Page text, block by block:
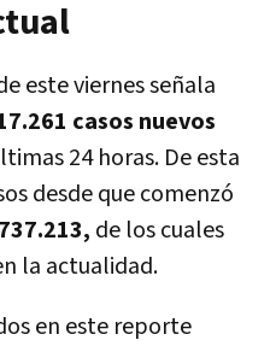
este viernes señala
casos nuevos
24 horas. De esta
desde que comenzó
de los cuales
la actualidad.
en este reporte